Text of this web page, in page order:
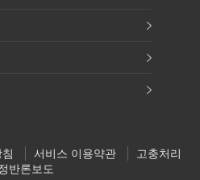
서비스 이용약관
고충처리
반론보도